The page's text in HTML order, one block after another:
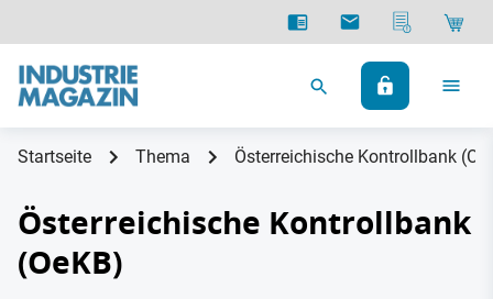
Startseite Thema Österreichische Kontrollbank
Österreichische Kontrollbank
(OeKB)